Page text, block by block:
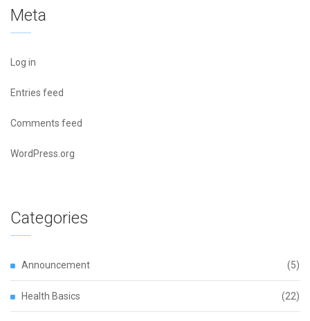
Meta
Log in
Entries feed
Comments feed
WordPress.org
Categories
Announcement (5)
Health Basics (22)